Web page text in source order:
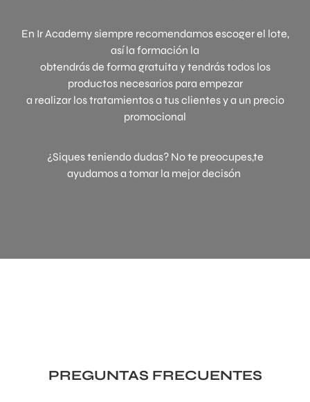
En Ir Academy siempre recomendamos escoger el lote,
así la formación la
obtendrás de forma gratuita y tendrás todos los
productos necesarios para empezar
a realizar los tratamientos a tus clientes y a un precio
promocional
¿Siques teniendo dudas? No te preocupes,te
ayudamos a tomar la mejor decisón
PREGUNTAS FRECUENTES